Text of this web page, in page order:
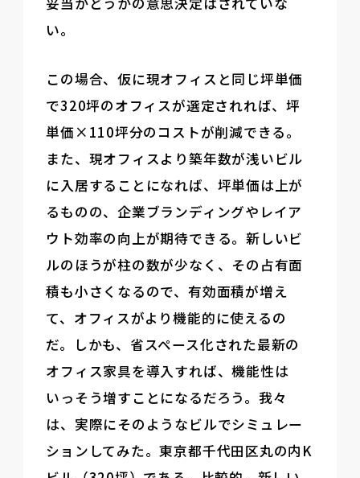
い。
この場合、仮に現オフィスと同じ坪単価
で320坪のオフィスが選定されれば、坪
単価×110坪分のコストが削減できる。
また、現オフィスより築年数が浅いビル
に入居することになれば、坪単価は上が
るものの、企業ブランディングやレイア
ウト効率の向上が期待できる。新しいビ
ルのほうが柱の数が少なく、その占有面
積も小さくなるので、有効面積が増え
て、オフィスがより機能的に使えるの
だ。しかも、省スペース化された最新の
オフィス家具を導入すれば、機能性は
いっそう増すことになるだろう。我々
は、実際にそのようなビルでシミュレー
ションしてみた。東京都千代田区丸の内K